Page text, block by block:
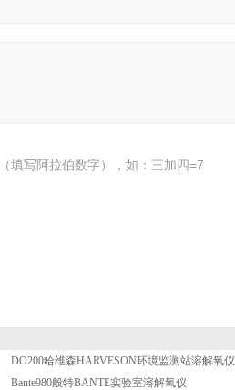
填写阿拉伯数字），如：三加四=7
DO200哈维森HARVESON环境监测站溶解氧仪
Bante980般特BANTE实验室溶解氧仪